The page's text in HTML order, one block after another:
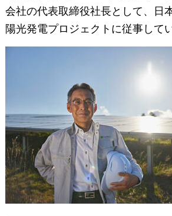
会社の代表取締役社長として、日
陽光発電プロジェクトに従事して